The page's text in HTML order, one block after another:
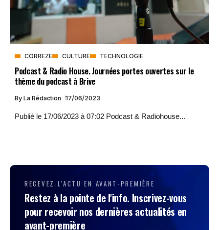
CORREZE CULTURE TECHNOLOGIE
Podcast & Radio House. Journées portes ouvertes sur le
thème du podcast à Brive
By La Rédaction 17/06/2023
Publié le 17/06/2023 à 07:02 Podcast & Radiohouse...
RECEVEZ L'ACTU EN AVANT-PREMIÈRE
Restez à la pointe de l'info. Inscrivez-vous
pour recevoir nos dernières actualités en
avant-première